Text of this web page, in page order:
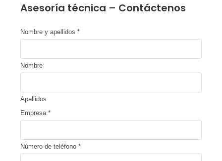
Asesoría técnica – Contáctenos
Nombre y apellidos*
Nombre
Apellidos
Empresa*
Número de teléfono*